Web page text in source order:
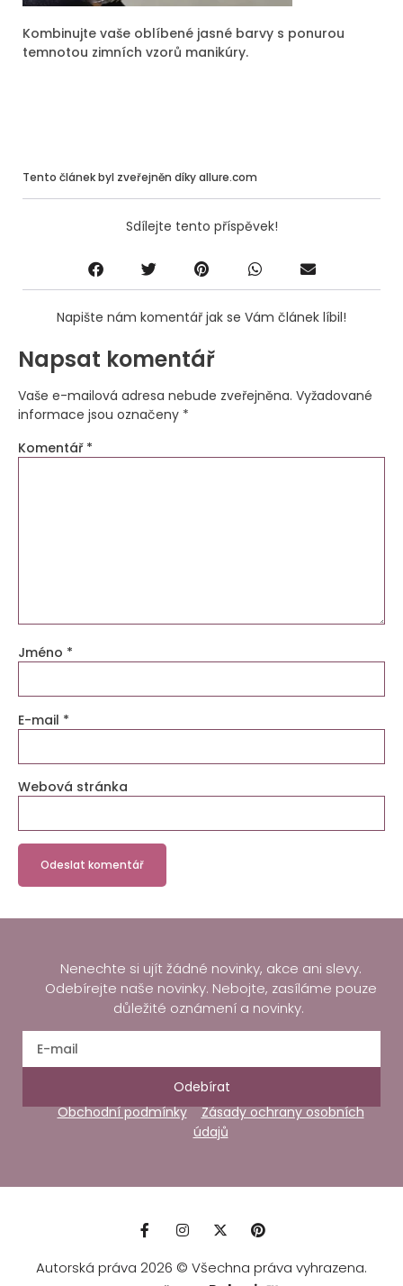
Kombinujte vaše oblíbené jasné barvy s ponurou
temnotou zimních vzorů manikúry.
Tento článek byl zveřejněn díky allure.com
Sdílejte tento příspěvek!
Napište nám komentář jak se Vám článek líbil!
Napsat komentář
Vaše e-mailová adresa nebude zveřejněna. Vyžadované
informace jsou označeny *
Komentář *
Jméno *
E-mail *
Webová stránka
Nenechte si ujít žádné novinky, akce ani slevy.
Odebírejte naše novinky. Nebojte, zasíláme pouze
důležité oznámení a novinky.
Odebírat
Obchodní podmínky
Zásady ochrany osobních
údajů
Autorská práva 2026 © Všechna práva vyhrazena.